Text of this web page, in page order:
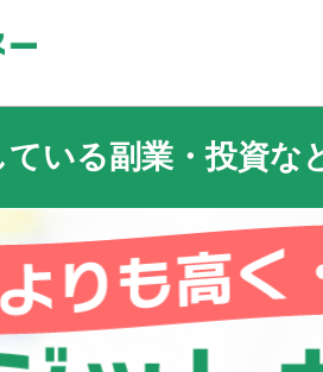
いる副業・投資な
サイト・副業サイト等で資金を調達す
クレジットカードの偽造をして申込をする
ます。
場合は詐欺の可能性が高いです